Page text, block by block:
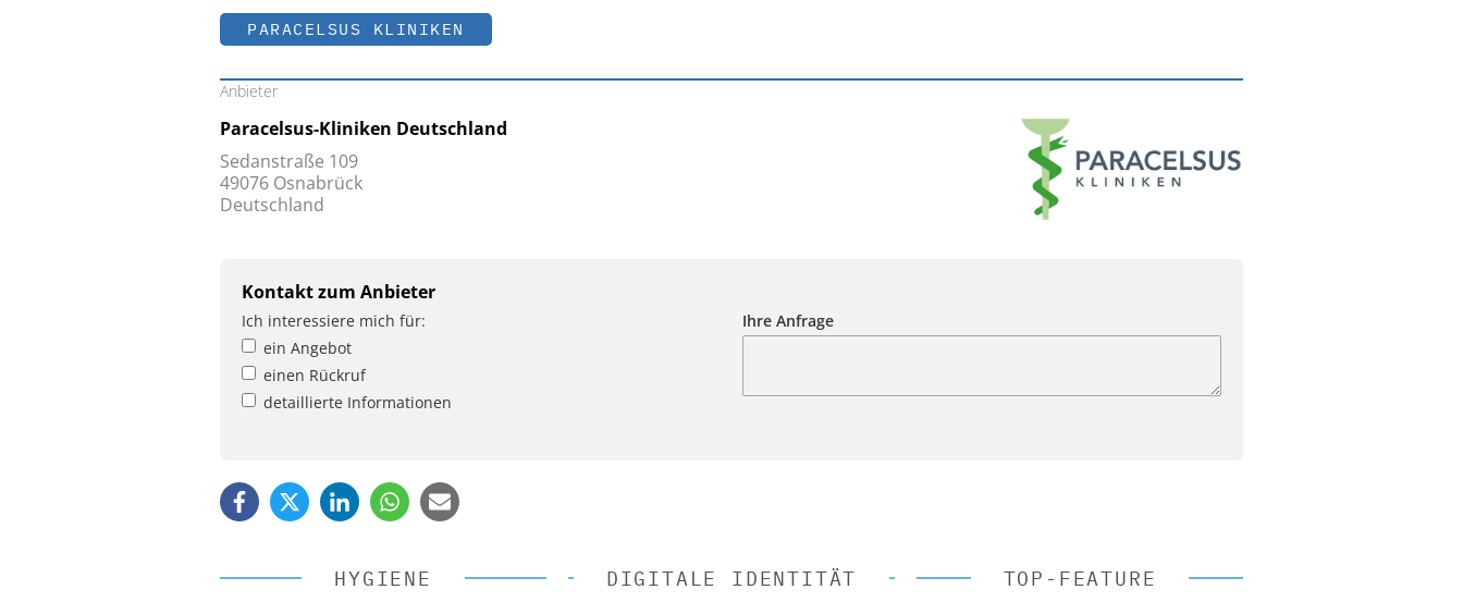
PARACELSUS KLINIKEN
Anbieter
Paracelsus-Kliniken Deutschland
Sedanstraße 109
49076 Osnabrück
Deutschland
Kontakt zum Anbieter
Ich interessiere mich für:
ein Angebot
einen Rückruf
detaillierte Informationen
Ihre Anfrage
HYGIENE DIGITALE IDENTITÄT TOP-FEATURE